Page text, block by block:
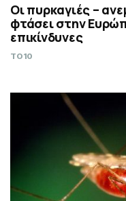
Οι πυρκαγιές –
φτάσει στην
επικίνδυνες
TO10